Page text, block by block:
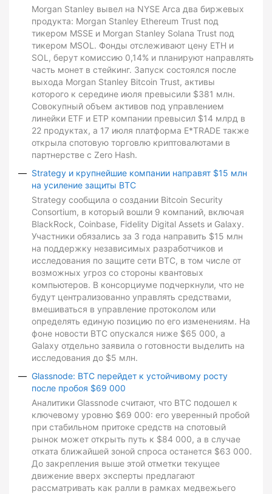
Morgan Stanley вывел на NYSE Arca два биржевых
продукта: Morgan Stanley Ethereum Trust под
тикером MSSE и Morgan Stanley Solana Trust под
тикером MSOL. Фонды отслеживают цену ETH и
SOL, берут комиссию 0,14% и планируют направлять
часть монет в стейкинг. Запуск состоялся после
выхода Morgan Stanley Bitcoin Trust, активы
которого к середине июля превысили $381 млн.
Совокупный объем активов под управлением
линейки ETF и ETP компании превысил $14 млрд в
22 продуктах, а 17 июля платформа E*TRADE также
открыла спотовую торговлю криптовалютами в
партнерстве с Zero Hash.
Strategy и крупнейшие компании направят $15 млн
на усиление защиты BTC
Strategy сообщила о создании Bitcoin Security
Consortium, в который вошли 9 компаний, включая
BlackRock, Coinbase, Fidelity Digital Assets и Galaxy.
Участники обязались за 3 года направить $15 млн
на поддержку независимых разработчиков и
исследования по защите сети BTC, в том числе от
возможных угроз со стороны квантовых
компьютеров. В консорциуме подчеркнули, что не
будут централизованно управлять средствами,
вмешиваться в управление протоколом или
определять единую позицию по его изменениям. На
фоне новости BTC опускался ниже $65 000, а
Galaxy отдельно заявила о готовности выделить на
исследования до $5 млн.
Glassnode: BTC перейдет к устойчивому росту
после пробоя $69 000
Аналитики Glassnode считают, что BTC подошел к
ключевому уровню $69 000: его уверенный пробой
при стабильном притоке средств на спотовый
рынок может открыть путь к $84 000, а в случае
отката ближайшей зоной спроса останется $63 000.
До закрепления выше этой отметки текущее
движение вверх эксперты предлагают
рассматривать как ралли в рамках медвежьего